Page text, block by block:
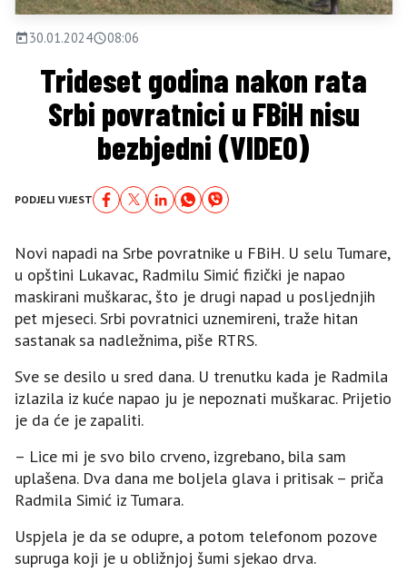
30.01.2024 08:06
Trideset godina nakon rata
Srbi povratnici u FBiH nisu
bezbjedni (VIDEO)
PODJELI VIJEST
Novi napadi na Srbe povratnike u FBiH. U selu Tumare,
u opštini Lukavac, Radmilu Simić fizički je napao
maskirani muškarac, što je drugi napad u posljednjih
pet mjeseci. Srbi povratnici uznemireni, traže hitan
sastanak sa nadležnima, piše RTRS.
Sve se desilo u sred dana. U trenutku kada je Radmila
izlazila iz kuće napao ju je nepoznati muškarac. Prijetio
je da će je zapaliti.
– Lice mi je svo bilo crveno, izgrebano, bila sam
uplašena. Dva dana me boljela glava i pritisak – priča
Radmila Simić iz Tumara.
Uspjela je da se odupre, a potom telefonom pozove
supruga koji je u obližnjoj šumi sjekao drva.